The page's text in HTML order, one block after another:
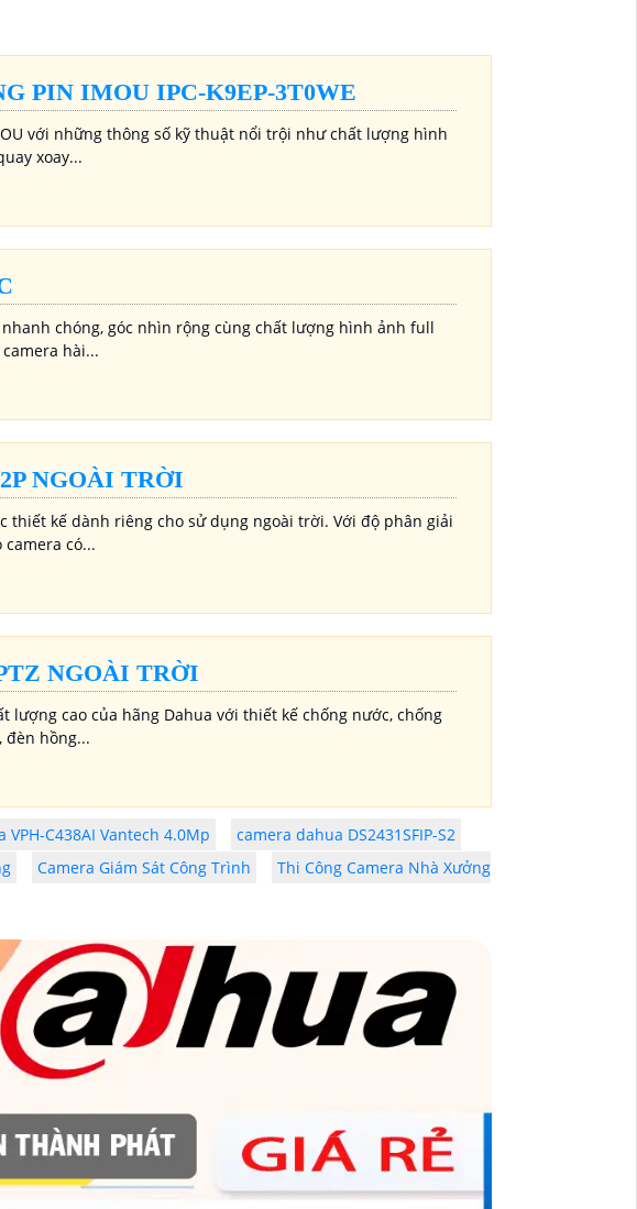
PIN IMOU IPC-K9EP-3T0WE
với những thông số kỹ thuật nổi trội như chất lượng hình
xoay...
nhanh chóng, góc nhìn rộng cùng chất lượng hình ảnh full
hài...
NGOÀI TRỜI
thiết kế dành riêng cho sử dụng ngoài trời. Với độ phân giải
có...
NGOÀI TRỜI
lượng cao của hãng Dahua với thiết kế chống nước, chống
hồng...
VPH-C438AI Vantech 4.0Mp
camera dahua DS2431SFIP-S2
Camera Giám Sát Công Trình
Thi Công Camera Nhà Xưởng